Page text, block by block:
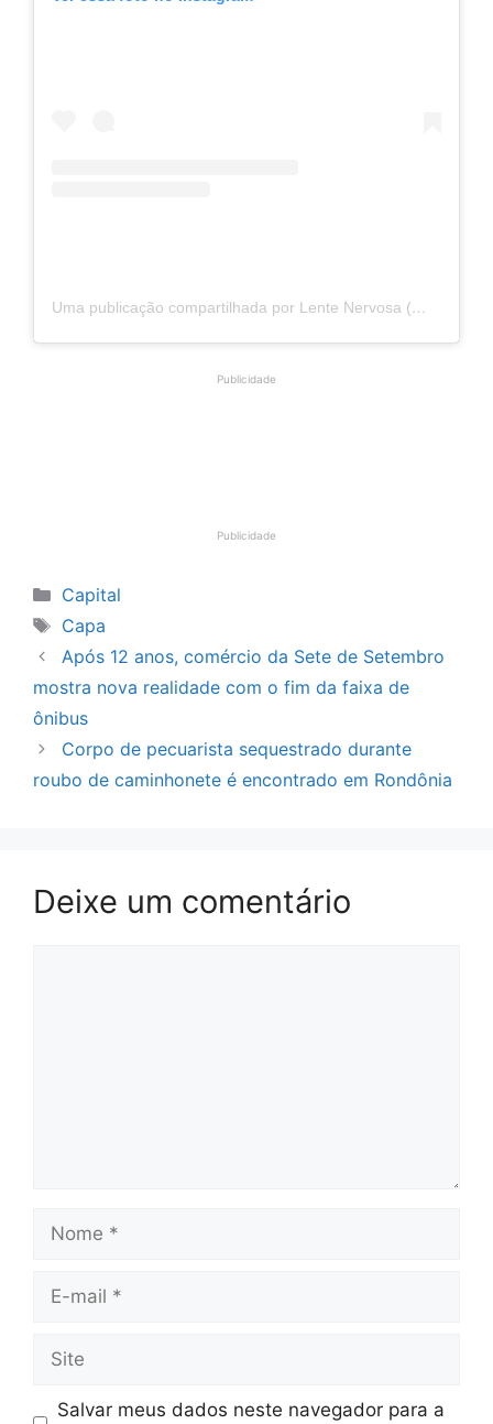
Uma publicação compartilhada por Lente Nervosa (@lentenervosaoficial)
Publicidade
Publicidade
Categorias
Capital
Tags
Capa
Após 12 anos, comércio da Sete de Setembro
mostra nova realidade com o fim da faixa de
ônibus
Corpo de pecuarista sequestrado durante
roubo de caminhonete é encontrado em Rondônia
Deixe um comentário
mail
Salvar meus dados neste navegador para a